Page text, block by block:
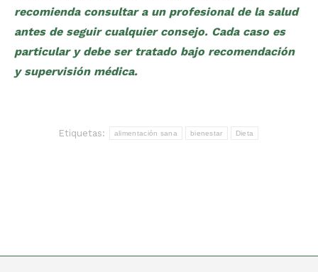
recomienda consultar a un profesional de la salud
antes de seguir cualquier consejo. Cada caso es
particular y debe ser tratado bajo recomendación
y supervisión médica.
Etiquetas: alimentación sana bienestar Dieta